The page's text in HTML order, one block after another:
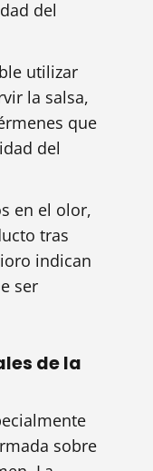
del
utilizar
la salsa,
que
del
en el olor,
tras
indican
ser
de la
sobre